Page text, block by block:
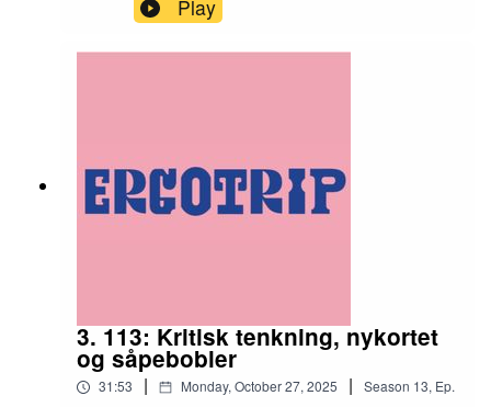
rehabilitering nå og hva vi ser for oss av bruk i
fremtiden. Gjest i dagens episode er Anne-
Play
3. 113: Kritisk tenkning, nykortet
og såpebobler
31:53 | Monday, October 27, 2025 | Season 13, Ep.